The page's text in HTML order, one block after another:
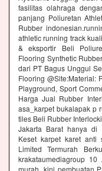
fasilitas olahraga
panjang Poliuretan
Rubber
athletic running track
& eksportir Beli
Flooring Synthetic
dari PT Bagus Unggul
Flooring @Site:Material:
Playground, Sport
Harga Jual Rubber
asa_karpet bukalapak p
tiles Beli Rubber
Jakarta Barat hanya di
Keset karpet karet anti
Limited Termurah
krakataumediagroup